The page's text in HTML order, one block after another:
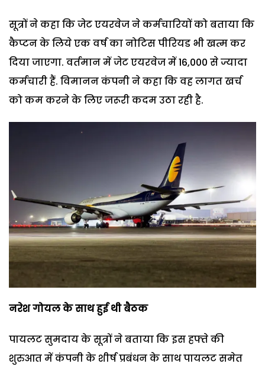
सूत्रों ने कहा कि जेट एयरवेज ने कर्मचारियों को बताया कि
कैप्टन के लिये एक वर्ष का नोटिस पीरियड भी खत्म कर
दिया जाएगा. वर्तमान में जेट एयरवेज में 16,000 से ज्यादा
कर्मचारी हैं. विमानन कंपनी ने कहा कि वह लागत खर्च
को कम करने के लिए जरूरी कदम उठा रही है.
नरेश गोयल के साथ हुई थी बैठक
पायलट सुमदाय के सूत्रों ने बताया कि इस हफ्ते की
शुरुआत में कंपनी के शीर्ष प्रबंधन के साथ पायलट समेत